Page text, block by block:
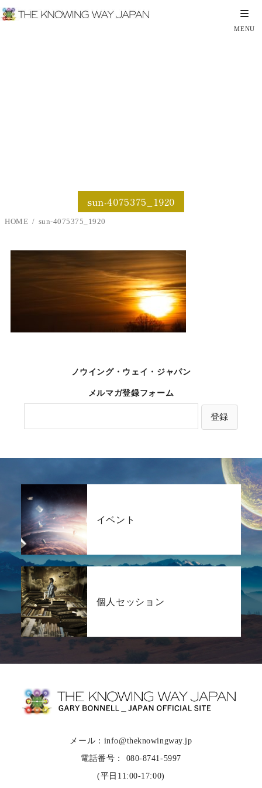
sun-4075375_1920
HOME sun-4075375_1920
ノウイング・ウェイ・ジャパン
メルマガ登録フォーム
イベント
個人セッション
メール：info@theknowingway.jp
電話番号： 080-8741-5997
(平日11:00-17:00)